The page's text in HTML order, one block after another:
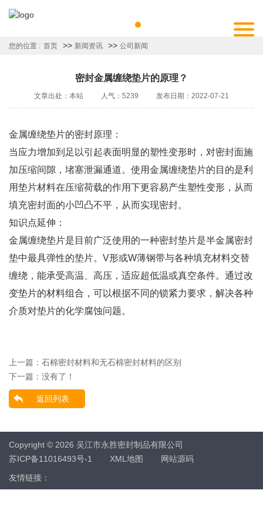
您的位置 : 首页 >> 新闻资讯 >> 公司新闻
密封金属缠绕垫片的原理？
文章出处：本站 人气：5239 发布日期：2022-07-21
金属缠绕垫片的密封原理：
当应力增加到足以引起表面明显的塑性变形时，对密封面施
加压缩间隙，堵塞泄漏通道。使用金属缠绕垫片的目的是利
用垫片材料在压缩荷载的作用下更容易产生塑性变形，从而
填充密封面的小凹凸不平，从而实现密封。
知识点延伸：
金属缠绕垫片是目前广泛使用的一种密封垫片是半金属密封
垫中最具弹性的垫片。V形或W薄钢带与各种填充材料交替
缠绕，能承受高温、高压，适应超低温或真空条件。通过改
变垫片的材料组合，可以根据不同的锁紧力要求，解决各种
介质对垫片的化学腐蚀问题。
上一篇： 石棉密封材料和无石棉密封材料的区别
下一篇：没有了！
返回列表
Copyright © 2026 吴江市永胜密封制品有限公司
苏ICP备11016493号-1
XML地图
网站源码
友情链接：